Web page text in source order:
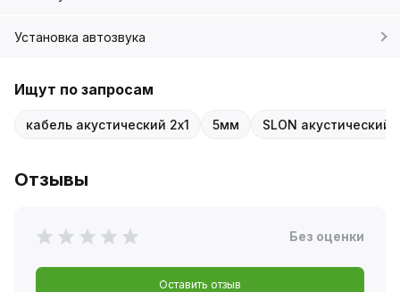
Установка автозвука
Ищут по запросам
кабель акустический 2x1 5мм SLON акустический
Отзывы
Без оценки
Оставить отзыв